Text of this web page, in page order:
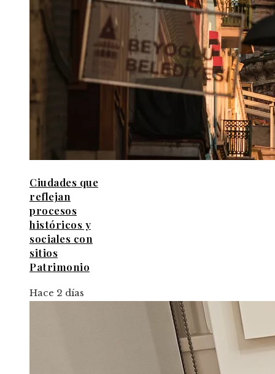
Ciudades que
reflejan
procesos
históricos y
sociales con
sitios
Patrimonio
Hace 2 días